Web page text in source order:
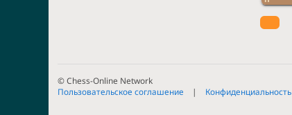
© Chess-Online Network
Пользовательское соглашение
Конфиденциальность